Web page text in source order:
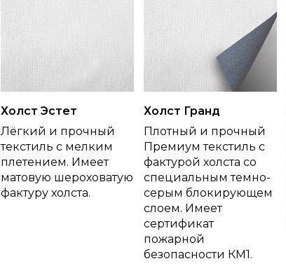
Холст Эстет
Лёгкий и прочный
текстиль с мелким
плетением. Имеет
матовую шероховатую
фактуру холста.
Холст Гранд
Плотный и прочный
Премиум текстиль с
фактурой холста со
специальным темно-
серым блокирующем
слоем. Имеет
сертификат
пожарной
безопасности КМ1.